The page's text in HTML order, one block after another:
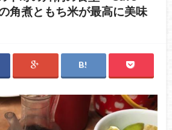
角煮ともち米が最高に美味